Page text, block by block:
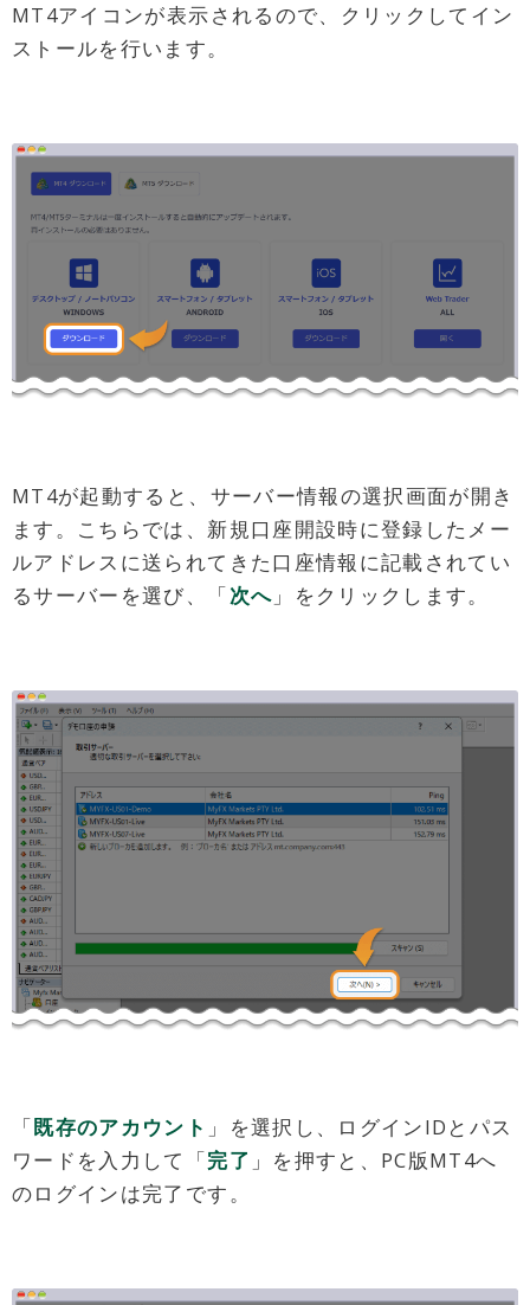
MT4アイコンが表示されるので、クリックしてイン
ストールを行います。
MT4が起動すると、サーバー情報の選択画面が開き
ます。こちらでは、新規口座開設時に登録したメー
ルアドレスに送られてきた口座情報に記載されてい
るサーバーを選び、「次へ 」をクリックします。
「既存のアカウント 」を選択し、ログインIDとパス
ワードを入力して「完了 」を押すと、PC版MT4へ
のログインは完了です。